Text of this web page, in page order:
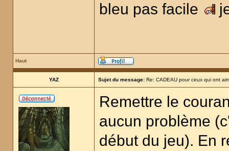
bleu pas facile
Haut
YAZ Sujet du message: Re: CADEAU pour ceux qui ont
Remettre le
aucun problème
début du jeu). En